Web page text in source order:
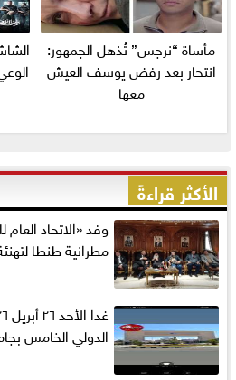
مأساة “نرجس” تُذهل الجمهور:
انتحار بعد رفض يوسف العيش
معها
الأكثر قراءةً
وفد «الاتحاد العام
مطرانية طنطا
الدولي الخامس